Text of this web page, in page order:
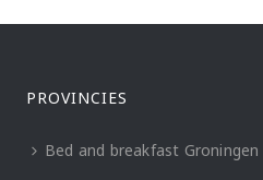
PROVINCIES
Bed and breakfast Groningen